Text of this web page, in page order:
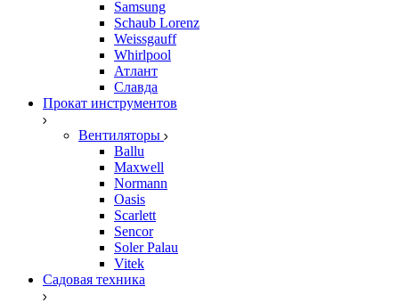
Samsung
Schaub Lorenz
Weissgauff
Whirlpool
Атлант
Славда
Прокат инструментов
Вентиляторы
Ballu
Maxwell
Normann
Oasis
Scarlett
Sencor
Soler Palau
Vitek
Садовая техника